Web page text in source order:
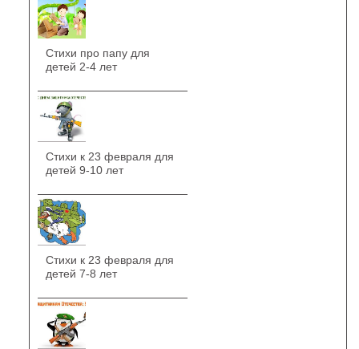
Стихи про папу для
детей 2-4 лет
Стихи к 23 февраля для
детей 9-10 лет
Стихи к 23 февраля для
детей 7-8 лет